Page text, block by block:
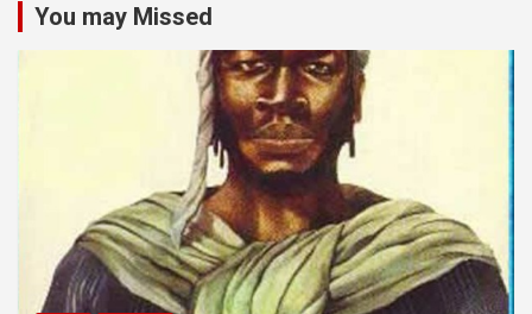
You may Missed